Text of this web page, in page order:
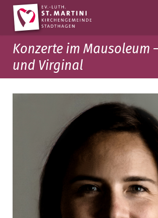
Konzerte im Mausoleum
und Virginal